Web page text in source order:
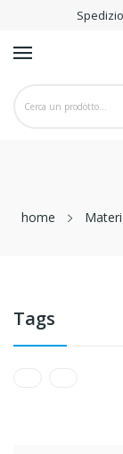
home
Tags